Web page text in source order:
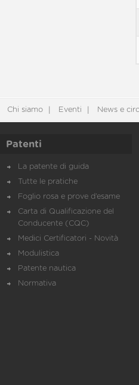
Chi siamo Eventi News e
Patenti
La patente di guida
Tutte le pratiche
Foglio rosa e prove d’esame
Carta di Qualificazione del
Conducente (CQC)
Medici Certificatori - Novità
Modulistica
Patente nautica
Normativa